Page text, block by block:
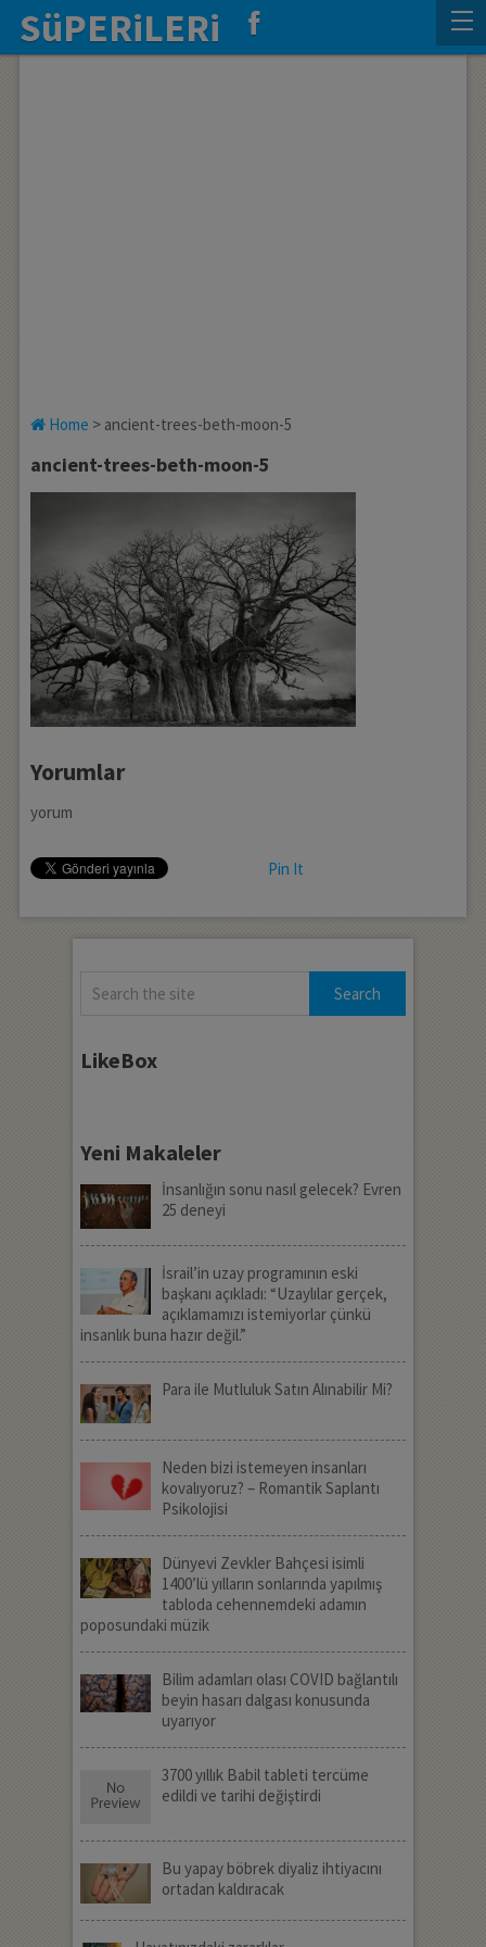
SüPERiLERi
Home > ancient-trees-beth-moon-5
ancient-trees-beth-moon-5
Yorumlar
yorum
Pin It
LikeBox
Yeni Makaleler
İnsanlığın sonu nasıl gelecek? Evren
25 deneyi
İsrail’in uzay programının eski
başkanı açıkladı: “Uzaylılar gerçek,
açıklamamızı istemiyorlar çünkü
insanlık buna hazır değil.”
Para ile Mutluluk Satın Alınabilir Mi?
Neden bizi istemeyen insanları
kovalıyoruz? – Romantik Saplantı
Psikolojisi
Dünyevi Zevkler Bahçesi isimli
1400’lü yılların sonlarında yapılmış
tabloda cehennemdeki adamın
poposundaki müzik
Bilim adamları olası COVID bağlantılı
beyin hasarı dalgası konusunda
uyarıyor
3700 yıllık Babil tableti tercüme
edildi ve tarihi değiştirdi
Bu yapay böbrek diyaliz ihtiyacını
ortadan kaldıracak